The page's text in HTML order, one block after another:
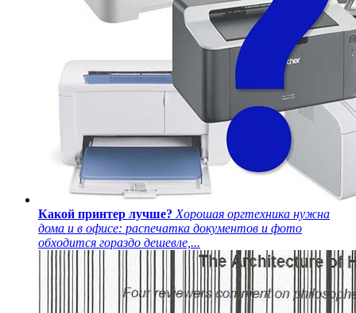
Какой принтер лучше? Хорошая оргтехника нужна
дома и в офисе: распечатка документов и фото
обходится гораздо дешевле,...